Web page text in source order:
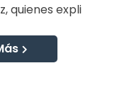
quienes expli